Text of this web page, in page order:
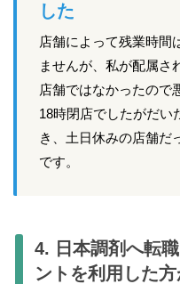
した
店舗によって残業時間
ませんが、私が配属さ
店舗ではなかったので
18時閉店でしたがだい
き、土日休みの店舗だ
です。
4. 日本調剤へ転
ントを利用した方